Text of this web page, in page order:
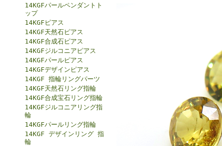
14KGFパールペンダントト
ップ
14KGFピアス
14KGF天然石ピアス
14KGF合成石ピアス
14KGFジルコニアピアス
14KGFパールピアス
14KGFデザインピアス
14KGF 指輪リングパーツ
14KGF天然石リング指輪
14KGF合成宝石リング指輪
14KGFジルコニアリング指
輪
14KGFパールリング指輪
14KGF デザインリング 指
輪